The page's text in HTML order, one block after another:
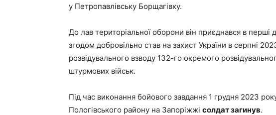
у Петропавлівську Борщагівку.
До лав територіальної оборони він приєднався в
згодом добровільно став на захист України в серпні
розвідувального взводу 132-го окремого
штурмових військ.
Під час виконання бойового завдання 1 грудня 2023
Пологівського району на Запоріжжі солдат загинув.